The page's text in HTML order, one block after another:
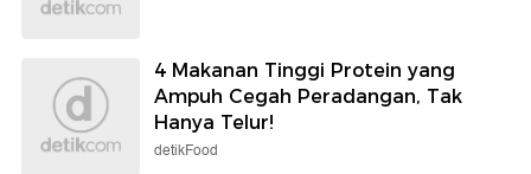
4 Makanan Tinggi Protein yang
Ampuh Cegah Peradangan, Tak
Hanya Telur!
detikFood